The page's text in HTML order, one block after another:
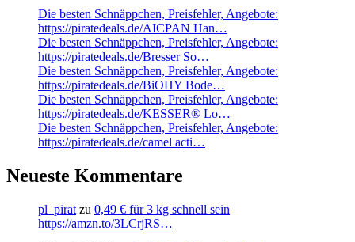
Die besten Schnäppchen, Preisfehler, Angebote:
https://piratedeals.de/AICPAN Han…
Die besten Schnäppchen, Preisfehler, Angebote:
https://piratedeals.de/Bresser So…
Die besten Schnäppchen, Preisfehler, Angebote:
https://piratedeals.de/BiOHY Bode…
Die besten Schnäppchen, Preisfehler, Angebote:
https://piratedeals.de/KESSER® Lo…
Die besten Schnäppchen, Preisfehler, Angebote:
https://piratedeals.de/camel acti…
Neueste Kommentare
pl_pirat zu 0,49 € für 3 kg schnell sein
https://amzn.to/3LCrjRS…